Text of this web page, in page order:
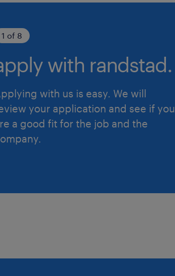
1 of 8
with randstad.
with us is easy. We will
your application and see if you
a good fit for the job and the